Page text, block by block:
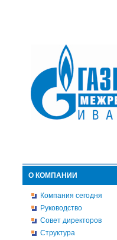
О КОМПАНИИ
Компания сегодня
Руководство
Совет директоров
Структура